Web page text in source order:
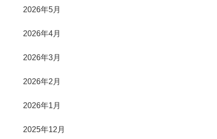
2026年5月
2026年4月
2026年3月
2026年2月
2026年1月
2025年12月